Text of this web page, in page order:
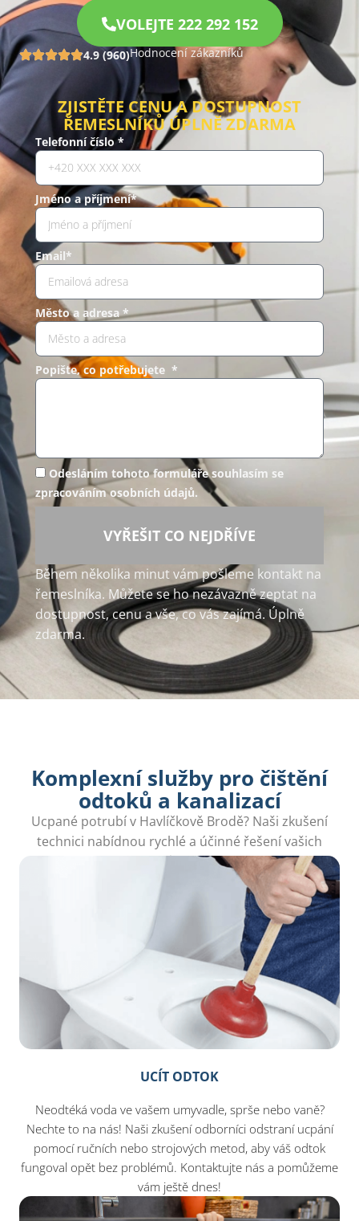
VOLEJTE 222 292 152
4.9 (960)Hodnocení zákazníků
ZJISTĚTE CENU A DOSTUPNOST
ŘEMESLNÍKŮ ÚPLNĚ ZDARMA
Telefonní číslo *
Jméno a příjmení*
Email*
Město a adresa *
Popište, co potřebujete *
Odesláním tohoto formuláře souhlasím se
zpracováním osobních údajů.
VYŘEŠIT CO NEJDŘÍVE
Během několika minut vám pošleme kontakt na
řemeslníka. Můžete se ho nezávazně zeptat na
dostupnost, cenu a vše, co vás zajímá. Úplně
zdarma.
Komplexní služby pro čištění
odtoků a kanalizací
Ucpané potrubí v Havlíčkově Brodě? Naši zkušení
technici nabídnou rychlé a účinné řešení vašich
problémů s odtokem.
UCÍT ODTOK
Neodtéká voda ve vašem umyvadle, sprše nebo vaně?
Nechte to na nás! Naši zkušení odborníci odstraní ucpání
pomocí ručních nebo strojových metod, aby váš odtok
fungoval opět bez problémů. Kontaktujte nás a pomůžeme
vám ještě dnes!​